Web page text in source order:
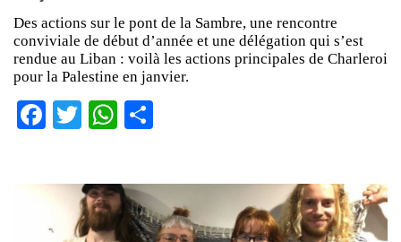
Des actions sur le pont de la Sambre, une rencontre
conviviale de début d’année et une délégation qui s’est
rendue au Liban : voilà les actions principales de Charleroi
pour la Palestine en janvier.
Facebook
TwitterWhatsApp